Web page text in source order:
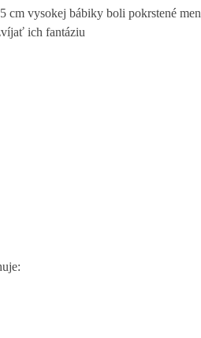
cm vysokej bábiky boli pokrstené
ich fantáziu